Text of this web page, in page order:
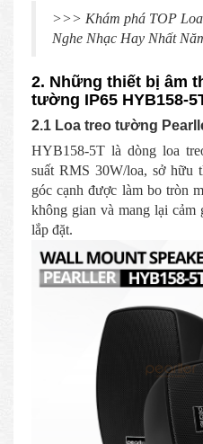
>>> Khám phá TOP
Nghe Nhạc Hay Nhất
2. Những thiết bị âm
tường IP65 HYB158-
2.1 Loa treo tường
HYB158-5T là dòng loa
suất RMS 30W/loa, sở hữu
góc cạnh được làm bo tròn
không gian và mang lại cảm
lắp đặt.